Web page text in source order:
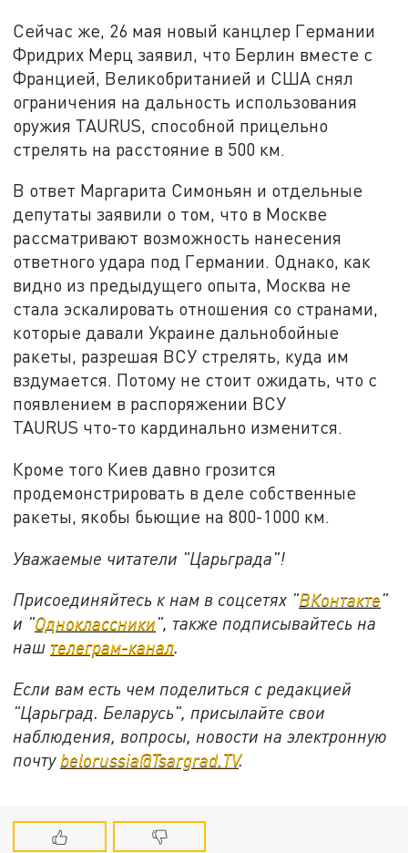
Сейчас же, 26 мая новый канцлер Германии
Фридрих Мерц заявил, что Берлин вместе с
Францией, Великобританией и США снял
ограничения на дальность использования
оружия TAURUS, способной прицельно
стрелять на расстояние в 500 км.
В ответ Маргарита Симоньян и отдельные
депутаты заявили о том, что в Москве
рассматривают возможность нанесения
ответного удара под Германии. Однако, как
видно из предыдущего опыта, Москва не
стала эскалировать отношения со странами,
которые давали Украине дальнобойные
ракеты, разрешая ВСУ стрелять, куда им
вздумается. Потому не стоит ожидать, что с
появлением в распоряжении ВСУ
TAURUS что-то кардинально изменится.
Кроме того Киев давно грозится
продемонстрировать в деле собственные
ракеты, якобы бьющие на 800-1000 км.
Уважаемые читатели "Царьграда"!
Присоединяйтесь к нам в соцсетях "ВКонтакте"
и "Одноклассники", также подписывайтесь на
наш телеграм-канал.
Если вам есть чем поделиться с редакцией
"Царьград. Беларусь", присылайте свои
наблюдения, вопросы, новости на электронную
почту belorussia@Tsargrad.TV.